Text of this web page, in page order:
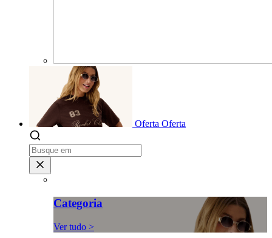
Oferta Oferta
Categoria
Ver tudo >